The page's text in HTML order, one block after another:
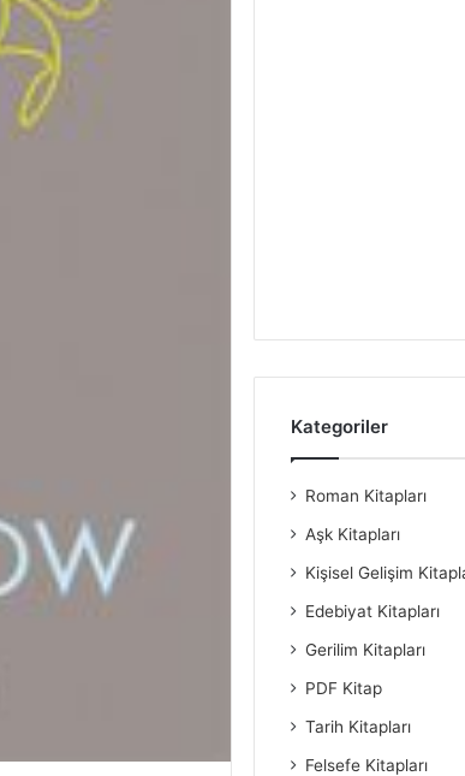
Kategoriler
Roman Kitapları
Aşk Kitapları
Kişisel Gelişim
Edebiyat Kitapları
Gerilim Kitapları
PDF Kitap
Tarih Kitapları
Felsefe Kitapları